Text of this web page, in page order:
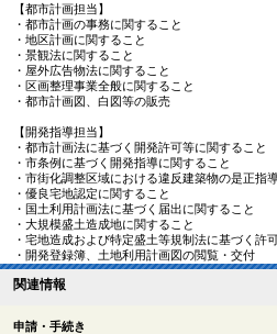
【都市計画担当】
・都市計画の事務に関すること
・地区計画に関すること
・景観法に関すること
・屋外広告物法に関すること
・区画整理事業全般に関すること
・都市計画図、白図等の販売
【開発指導担当】
・都市計画法に基づく開発許可等に関すること
・市条例に基づく開発指導に関すること
・市街化調整区域における違反建築物の是正指
・優良宅地認定に関すること
・国土利用計画法に基づく届出に関すること
・大規模盛土造成地に関すること
・宅地造成および特定盛土等規制法に基づく許
・開発登録簿、土地利用計画図の閲覧・交付
関連情報
申請・手続き